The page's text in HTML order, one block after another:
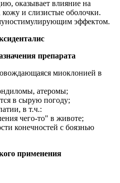
оказывает влияние на
и слизистые оболочки.
эффектом.
препарата
миоклонией в
атеромы;
в сырую погоду;
в т.ч.:
чего-то" в животе;
конечностей с боязнью
применения